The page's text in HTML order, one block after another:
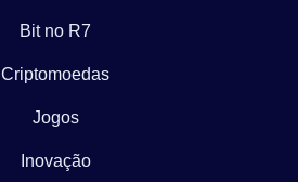
Bit no R7
Criptomoedas
Jogos
Inovação